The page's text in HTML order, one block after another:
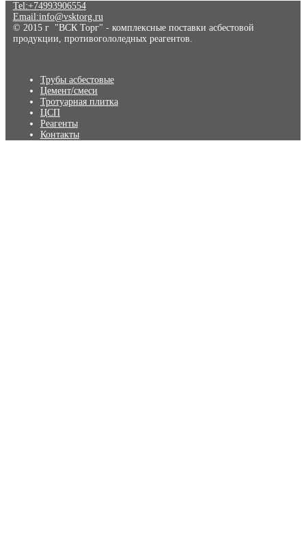
Tel:+74993906554
Email:info@vsktorg.ru
© 2015 г "ВСК Торг" - комплексные поставки асбестовой
продукции, противогололедных реагентов.
Трубы асбестовые
Цемент/смеси
Тротуарная плитка
ЦСП
Реагенты
Контакты